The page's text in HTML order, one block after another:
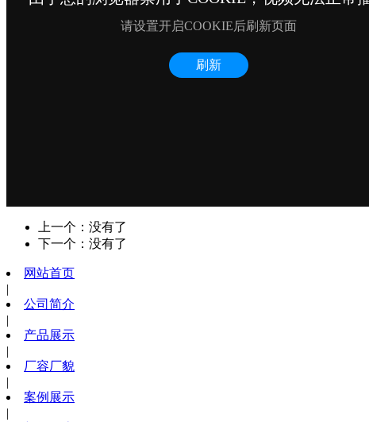
上一个：没有了
下一个：没有了
网站首页
|
公司简介
|
产品展示
|
厂容厂貌
|
案例展示
|